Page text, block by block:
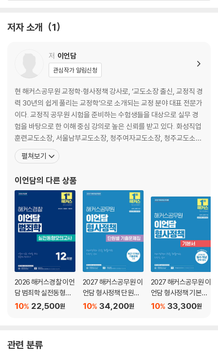
009 에이커스와 셀러스의 범죄학 이론의 평가기준 25
011 공식범죄통계연구 27
012 공식범죄통계의 문제: 암수범죄의 이해 28
013 실험적 방법 29
014 참여적 관찰법(현장조사) 29
015 사례조사 30
016 표본집단조사 30
017 추행조사(Follow－up Study) 31
03 범죄원인의 설명 32
018 범죄원인에 대한 다양한 시각 32
04 고전주의 범죄학 34
020 고전주의 범죄학의 전개 34
021 신(현대) 고전주의 36
05 범죄피해자론 37
022 피해자와 피해자학 37
023 범죄피해자 분류 38
024 범죄피해설명이론 39
025 범죄피해자보호법의 전개 42
07 초기실증주의 범죄학 46
저자 소개 1
저 이언담
관심작가 알림신청
현 해커스공무원 교정학·형사정책 강사로, ‘교도소장 출신, 교정직 경
력 30년의 쉽게 풀리는 교정학’으로 소개되는 교정 분야 대표 전문가
이다. 교정직 공무원 시험을 준비하는 수험생들을 대상으로 실무 경
험을 바탕으로 한 이해 중심 강의로 높은 신뢰를 받고 있다. 화성직업
훈련교도소장, 서울남부교도소장, 청주여자교도소장, 청주교도소장
등을 역임했으며, 법무부 의료과장과 사회복귀과장을 거쳐 사회복귀
과장을 역임한 교정학 박사이다. 또한 가천대학교 경찰행정학과 겸임
다. 주요 저서로 『해커스공무원 이언담 교정학 기본서』, 『해커
펼쳐보기
이언담의 다른 상품
2026 해커스경찰 이언
담 범죄학 실전동형모
의고사22,500원
10%
2027 해커스공무원 이
언담 형사정책 단원별
기출문제집(보호직, 교
34,200원
10%
2027 해커스공무원 이
언담 형사정책 기본서
(보호직, 교정직 9·7
33,300원
10%
관련 분류